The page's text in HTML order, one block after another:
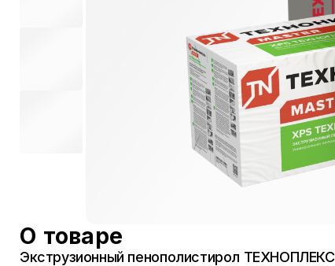
О товаре
Экструзионный пенополистирол ТЕХНОПЛЕКС